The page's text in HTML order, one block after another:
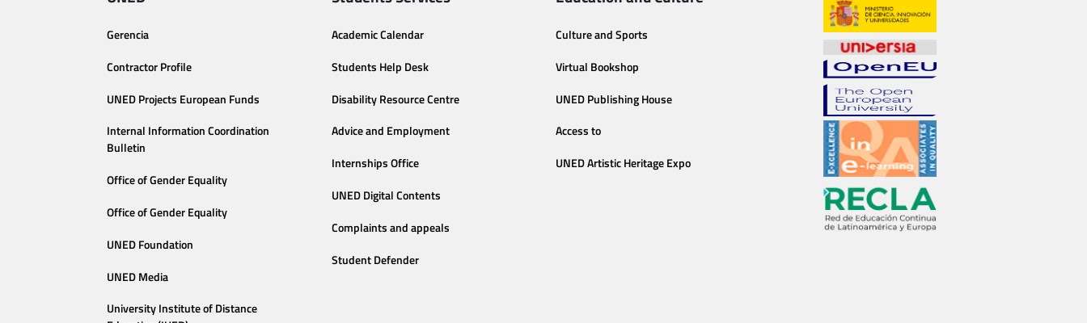
Gerencia
Contractor Profile
UNED Projects European Funds
Internal Information Coordination
Bulletin
Office of Gender Equality
Office of Gender Equality
UNED Foundation
UNED Media
University Institute of Distance
Academic Calendar
Students Help Desk
Disability Resource Centre
Advice and Employment
Internships Office
UNED Digital Contents
Complaints and appeals
Student Defender
Culture and Sports
Virtual Bookshop
UNED Publishing House
Access to
UNED Artistic Heritage Expo